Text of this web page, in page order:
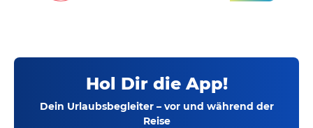
Hol Dir die App!
Dein Urlaubsbegleiter – vor und während der
Reise